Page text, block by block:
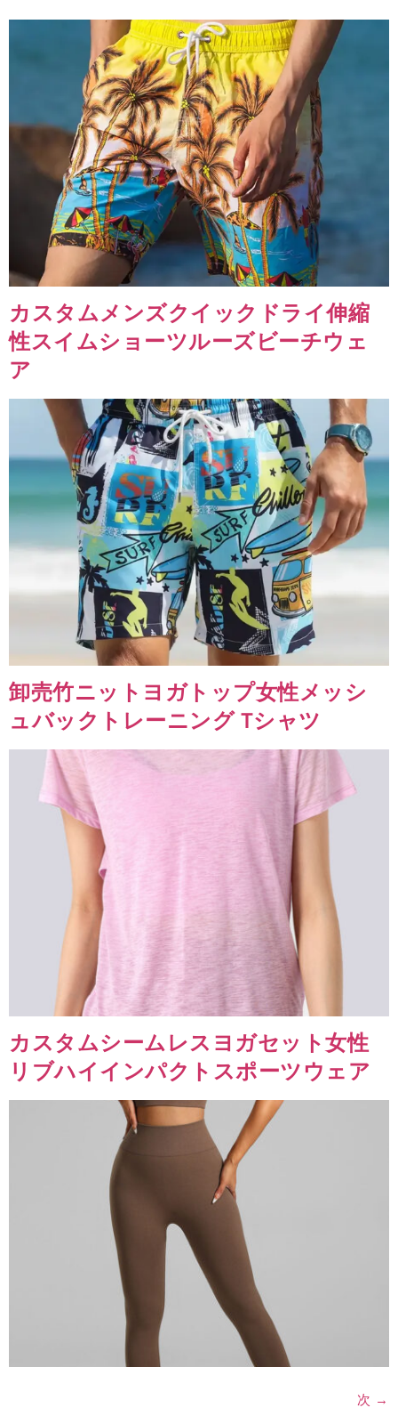
カスタムメンズクイックドライ伸縮
性スイムショーツルーズビーチウェ
ア
卸売竹ニットヨガトップ女性メッシ
ュバックトレーニング Tシャツ
カスタムシームレスヨガセット女性
リブハイインパクトスポーツウェア
次 →